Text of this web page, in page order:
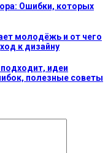
Ошибки, которых
молодёжь и от чего
к дизайну
идеи
полезные советы